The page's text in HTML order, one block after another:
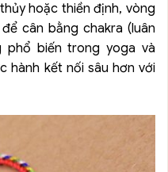
hoặc thiền định, vòng
cân bằng chakra (luân
biến trong yoga và
hành kết nối sâu hơn với